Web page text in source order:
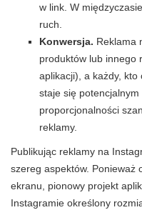
w link. W
ruch.
Konwersja. Reklama
produktów lub innego
aplikacji), a każdy, kto
staje się
proporcjonalności
reklamy.
Publikując reklamy na
szereg aspektów. Ponieważ
ekranu, pionowy projekt
Instagramie określony